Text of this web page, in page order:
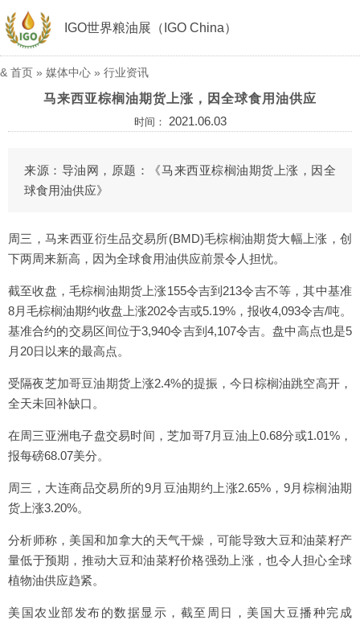
IGO世界粮油展（IGO China）
& 首页 » 媒体中心 » 行业资讯
马来西亚棕榈油期货上涨，因全球食用油供应
时间： 2021.06.03
来源：导油网，原题：《马来西亚棕榈油期货上涨，因全
球食用油供应》
周三，马来西亚衍生品交易所(BMD)毛棕榈油期货大幅上涨，创
下两周来新高，因为全球食用油供应前景令人担忧。
截至收盘，毛棕榈油期货上涨155令吉到213令吉不等，其中基准
8月毛棕榈油期约收盘上涨202令吉或5.19%，报收4,093令吉/吨。
基准合约的交易区间位于3,940令吉到4,107令吉。盘中高点也是5
月20日以来的最高点。
受隔夜芝加哥豆油期货上涨2.4%的提振，今日棕榈油跳空高开，
全天未回补缺口。
在周三亚洲电子盘交易时间，芝加哥7月豆油上0.68分或1.01%，
报每磅68.07美分。
周三，大连商品交易所的9月豆油期约上涨2.65%，9月棕榈油期
货上涨3.20%。
分析师称，美国和加拿大的天气干燥，可能导致大豆和油菜籽产
量低于预期，推动大豆和油菜籽价格强劲上涨，也令人担心全球
植物油供应趋紧。
美国农业部发布的数据显示，截至周日，美国大豆播种完成